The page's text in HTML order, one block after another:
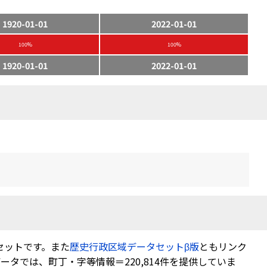
1920-01-01 2022-01-01
100% 100%
1920-01-01 2022-01-01
トです。また歴史行政区域データセットβ版ともリンク
タでは、町丁・字等情報＝220,814件を提供していま